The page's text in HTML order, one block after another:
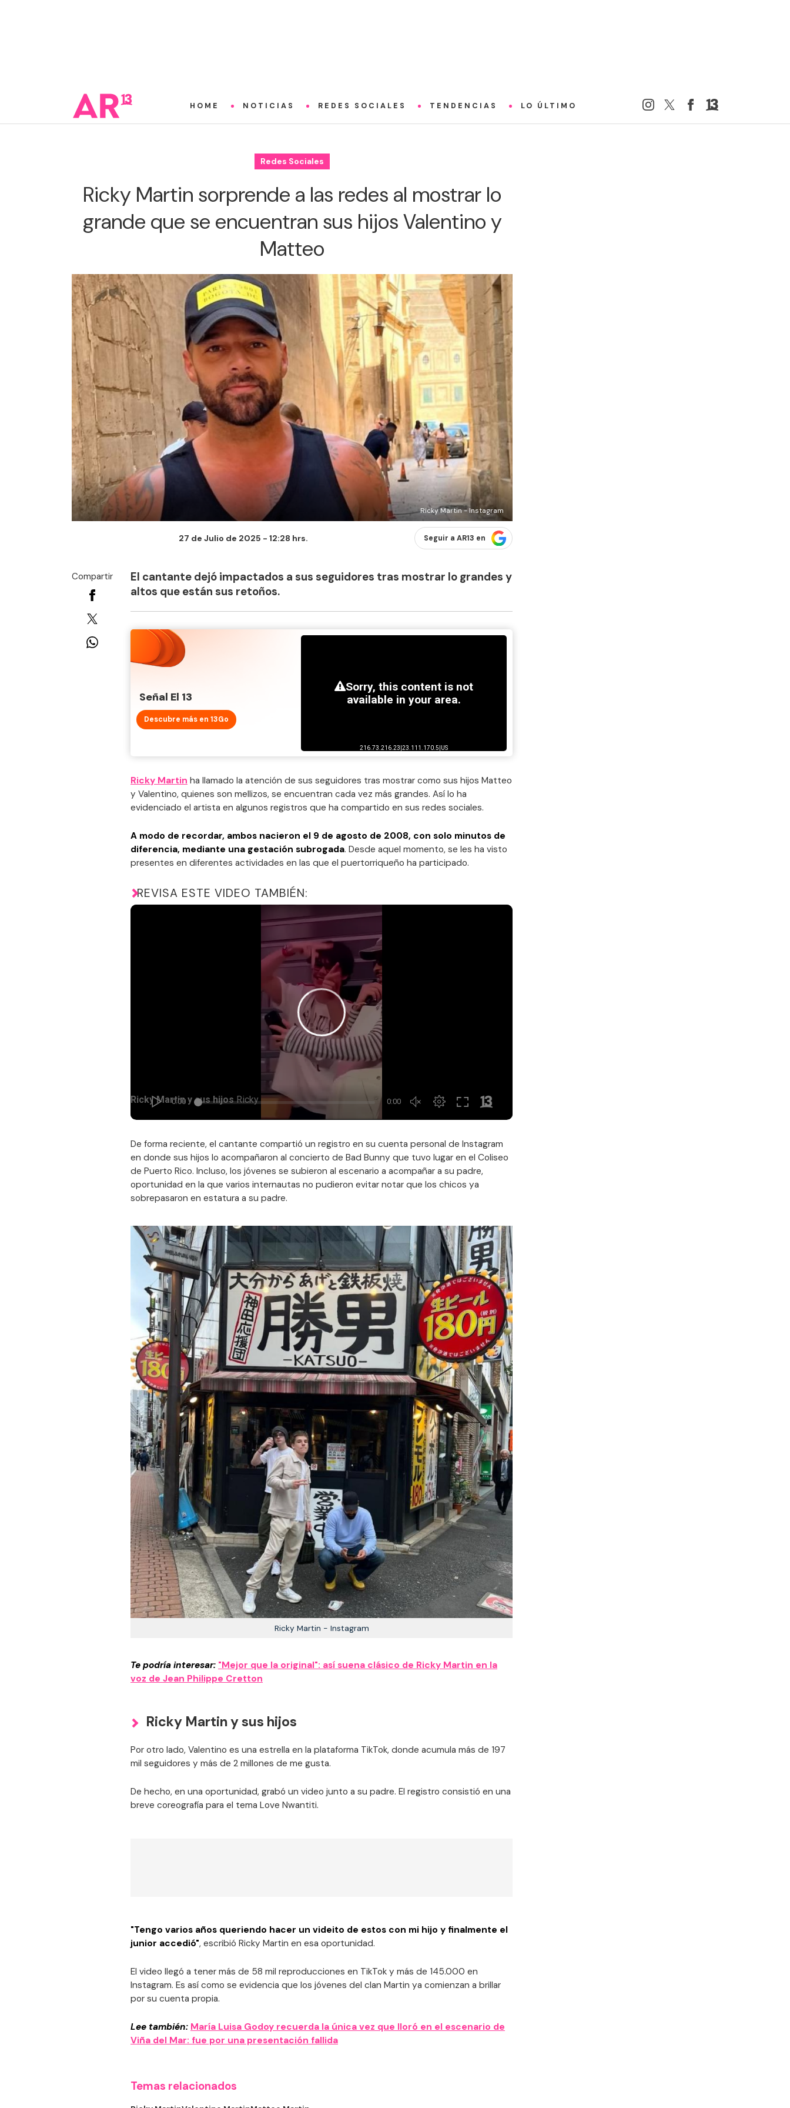
HOME NOTICIAS REDES SOCIALES TENDENCIAS LO ÚLTIMO
Redes Sociales
Ricky Martin sorprende a las redes al mostrar lo
grande que se encuentran sus hijos Valentino y
Matteo
Ricky Martin - Instagram
27 de Julio de 2025 - 12:28 hrs. Seguir a AR13 en
Compartir
El cantante dejó impactados a sus seguidores tras mostrar lo grandes y
altos que están sus retoños.
Señal El 13
Descubre más en 13Go
Ricky Martin ha llamado la atención de sus seguidores tras mostrar como sus hijos Matteo
y Valentino, quienes son mellizos, se encuentran cada vez más grandes. Así lo ha
evidenciado el artista en algunos registros que ha compartido en sus redes sociales.
A modo de recordar, ambos nacieron el 9 de agosto de 2008, con solo minutos de
diferencia, mediante una gestación subrogada. Desde aquel momento, se les ha visto
presentes en diferentes actividades en las que el puertorriqueño ha participado.
REVISA ESTE VIDEO TAMBIÉN:
De forma reciente, el cantante compartió un registro en su cuenta personal de Instagram
en donde sus hijos lo acompañaron al concierto de Bad Bunny que tuvo lugar en el Coliseo
de Puerto Rico. Incluso, los jóvenes se subieron al escenario a acompañar a su padre,
oportunidad en la que varios internautas no pudieron evitar notar que los chicos ya
sobrepasaron en estatura a su padre.
Ricky Martin - Instagram
Te podría interesar: "Mejor que la original": así suena clásico de Ricky Martin en la
voz de Jean Philippe Cretton
Ricky Martin y sus hijos
Por otro lado, Valentino es una estrella en la plataforma TikTok, donde acumula más de 197
mil seguidores y más de 2 millones de me gusta.
De hecho, en una oportunidad, grabó un video junto a su padre. El registro consistió en una
breve coreografía para el tema Love Nwantiti.
"Tengo varios años queriendo hacer un videito de estos con mi hijo y finalmente el
junior accedió", escribió Ricky Martin en esa oportunidad.
El video llegó a tener más de 58 mil reproducciones en TikTok y más de 145.000 en
Instagram. Es así como se evidencia que los jóvenes del clan Martin ya comienzan a brillar
por su cuenta propia.
Lee también: María Luisa Godoy recuerda la única vez que lloró en el escenario de
Viña del Mar: fue por una presentación fallida
Temas relacionados